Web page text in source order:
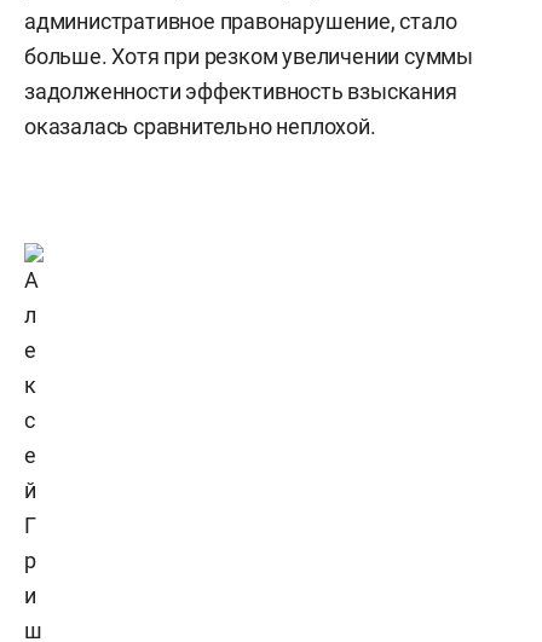
административное правонарушение, стало
больше. Хотя при резком увеличении суммы
задолженности эффективность взыскания
оказалась сравнительно неплохой.